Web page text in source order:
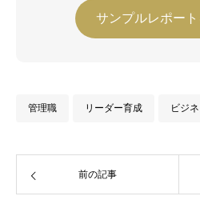
サンプルレポー
管理職 リーダー育成 ビジ
前の記事